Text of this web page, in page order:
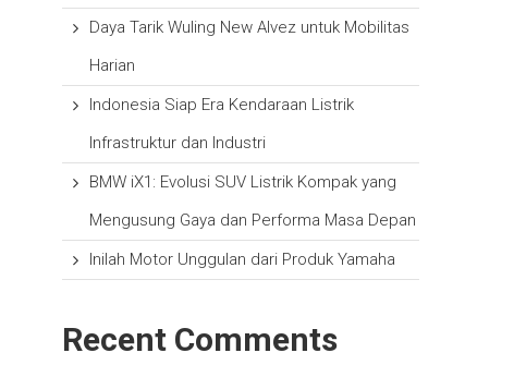
Daya Tarik Wuling New Alvez untuk Mobilitas
Harian
Indonesia Siap Era Kendaraan Listrik
Infrastruktur dan Industri
BMW iX1: Evolusi SUV Listrik Kompak yang
Mengusung Gaya dan Performa Masa Depan
Inilah Motor Unggulan dari Produk Yamaha
Recent Comments